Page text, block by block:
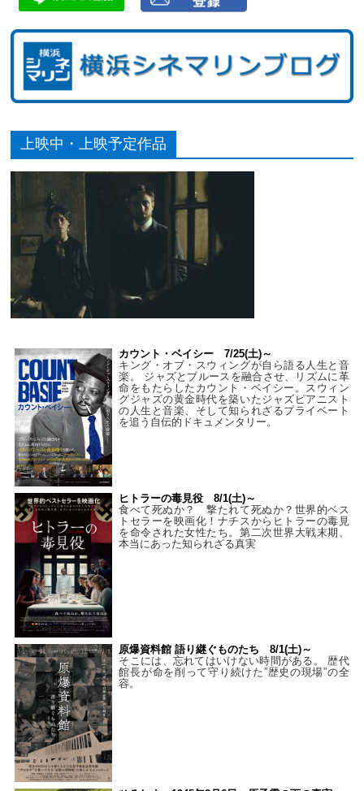
上映中・上映予定作品
カウント・ベイシー 7/25(土)～
キング・オブ・スウィングが自ら語る人生と音
楽。 ジャズとブルースを融合させ、リズムに革
命をもたらしたカウント・ベイシー。スウィン
グジャズの黄金時代を築いたジャズピアニスト
の人生と音楽、そして知られざるプライベート
を追う自伝的ドキュメンタリー。
ヒトラーの毒見役 8/1(土)～
食べて死ぬか？ 撃たれて死ぬか？世界的ベス
トセラーを映画化！ナチスからヒトラーの毒見
を命令された女性たち。第二次世界大戦末期、
本当にあった知られざる真実
原爆資料館 語り継ぐものたち 8/1(土)～
そこには、忘れてはいけない時間がある。 歴代
館長が命を削って守り続けた”歴史の現場”の全
容。